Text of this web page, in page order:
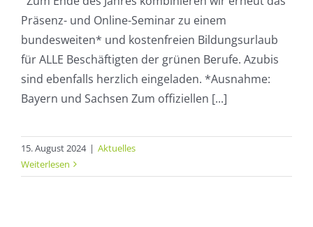
Präsenz- und Online-Seminar zu einem
bundesweiten* und kostenfreien Bildungsurlaub
für ALLE Beschäftigten der grünen Berufe. Azubis
sind ebenfalls herzlich eingeladen. *Ausnahme:
Bayern und Sachsen Zum offiziellen [...]
15. August 2024 | Aktuelles
Weiterlesen